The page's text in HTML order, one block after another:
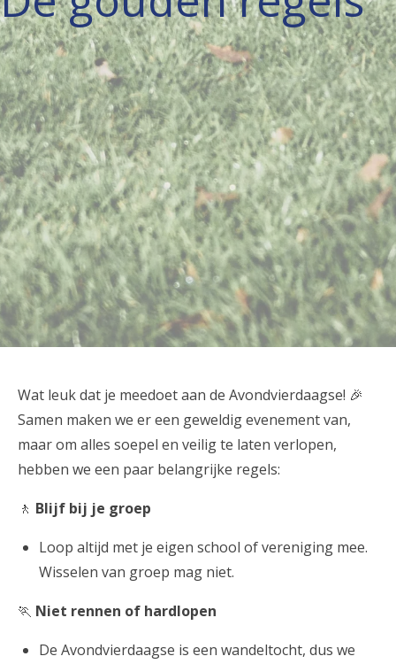
Wat leuk dat je meedoet aan de Avondvierdaagse! 🎉
Samen maken we er een geweldig evenement van,
maar om alles soepel en veilig te laten verlopen,
hebben we een paar belangrijke regels:
🚶 Blijf bij je groep
Loop altijd met je eigen school of vereniging mee.
Wisselen van groep mag niet.
🏃 Niet rennen of hardlopen
De Avondvierdaagse is een wandeltocht, dus we